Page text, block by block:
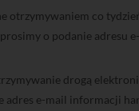
otrzymywaniem co
o podanie adresu
drogą
adres e-mail informacji